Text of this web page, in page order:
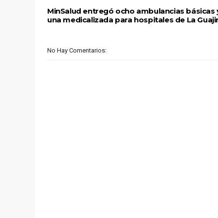
MinSalud entregó ocho ambulancias básicas
una medicalizada para hospitales de La
No Hay Comentarios: